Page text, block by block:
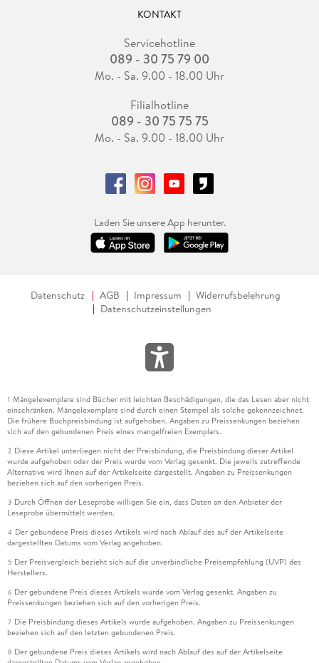
KONTAKT
Servicehotline
089 - 30 75 79 00
Mo. - Sa. 9.00 - 18.00 Uhr
Filialhotline
089 - 30 75 75 75
Mo. - Sa. 9.00 - 18.00 Uhr
Laden Sie unsere App herunter.
Datenschutz AGB Impressum
Widerrufsbelehrung
Datenschutzeinstellungen
1 Mängelexemplare sind Bücher mit leichten Beschädigungen, die das Lesen aber nicht
einschränken. Mängelexemplare sind durch einen Stempel als solche gekennzeichnet.
Die frühere Buchpreisbindung ist aufgehoben. Angaben zu Preissenkungen beziehen
sich auf den gebundenen Preis eines mangelfreien Exemplars.
2 Diese Artikel unterliegen nicht der Preisbindung, die Preisbindung dieser Artikel
wurde aufgehoben oder der Preis wurde vom Verlag gesenkt. Die jeweils zutreffende
Alternative wird Ihnen auf der Artikelseite dargestellt. Angaben zu Preissenkungen
beziehen sich auf den vorherigen Preis.
3 Durch Öffnen der Leseprobe willigen Sie ein, dass Daten an den Anbieter der
Leseprobe übermittelt werden.
4 Der gebundene Preis dieses Artikels wird nach Ablauf des auf der Artikelseite
dargestellten Datums vom Verlag angehoben.
5 Der Preisvergleich bezieht sich auf die unverbindliche Preisempfehlung (UVP) des
Herstellers.
6 Der gebundene Preis dieses Artikels wurde vom Verlag gesenkt. Angaben zu
Preissenkungen beziehen sich auf den vorherigen Preis.
7 Die Preisbindung dieses Artikels wurde aufgehoben. Angaben zu Preissenkungen
beziehen sich auf den letzten gebundenen Preis.
8 Der gebundene Preis dieses Artikels wird nach Ablauf des auf der Artikelseite